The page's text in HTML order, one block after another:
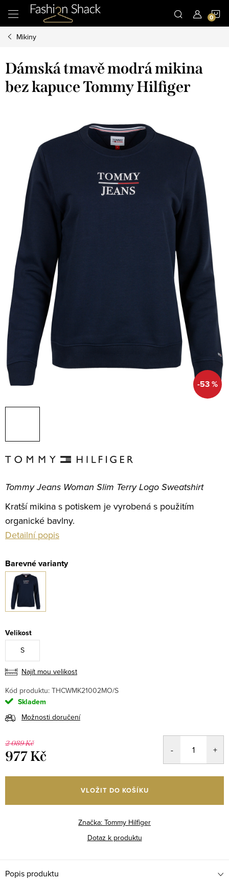
obsah
Mikiny
Dámská tmavě modrá mikina
bez kapuce Tommy Hilfiger
-53 %
Tommy Jeans Woman Slim Terry Logo Sweatshirt
Kratší mikina s potiskem je vyrobená s použitím
organické bavlny.
Detailní popis
Velikost
S
Najít mou velikost
Kód produktu: THCWMK21002MO/S
Skladem
Možnosti doručení
2 089 Kč
977 Kč
cena:
VLOŽIT DO KOŠÍKU
Značka: Tommy Hilfiger
Dotaz k produktu
Popis produktu